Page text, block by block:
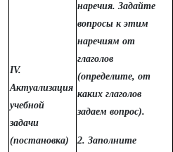
IV.
Актуализация
учебной
задачи
(постановка)
наречия. Задайте
вопросы к этим
наречиям от
глаголов
(определите, от
каких глаголов
задаем вопрос).
2. Заполните